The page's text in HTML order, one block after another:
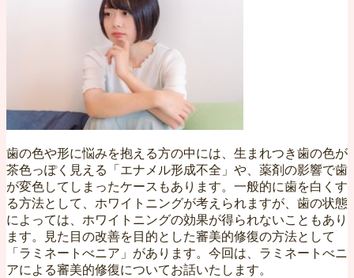
歯の色や形に悩みを抱える方の中には、生まれつき歯の色が
茶色っぽく見える「エナメル形成不全」や、薬剤の影響で歯
が変色してしまったケースもあります。一般的に歯を白くす
る方法として、ホワイトニングが考えられますが、歯の状態
によっては、ホワイトニングの効果が得られないこともあり
ます。見た目の改善を目的とした審美的修復の方法として
「ラミネートべニア」があります。今回は、ラミネートべニ
アによる審美的修復についてお話いたします。